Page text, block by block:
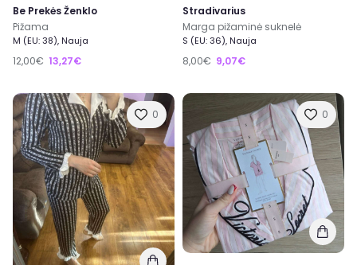
Be Prekės Ženklo
Pižama
M (EU: 38), Nauja
12,00€ 13,27€
Stradivarius
Marga pižaminė suknelė
S (EU: 36), Nauja
8,00€ 9,07€
0 0